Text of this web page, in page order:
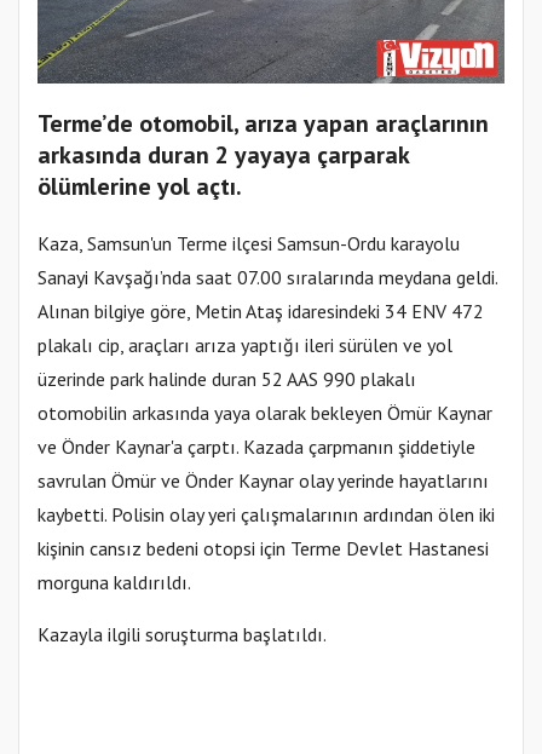
Terme’de otomobil, arıza yapan araçlarının
arkasında duran 2 yayaya çarparak
ölümlerine yol açtı.
Kaza, Samsun'un Terme ilçesi Samsun-Ordu karayolu
Sanayi Kavşağı’nda saat 07.00 sıralarında meydana geldi.
Alınan bilgiye göre, Metin Ataş idaresindeki 34 ENV 472
plakalı cip, araçları arıza yaptığı ileri sürülen ve yol
üzerinde park halinde duran 52 AAS 990 plakalı
otomobilin arkasında yaya olarak bekleyen Ömür Kaynar
ve Önder Kaynar'a çarptı. Kazada çarpmanın şiddetiyle
savrulan Ömür ve Önder Kaynar olay yerinde hayatlarını
kaybetti. Polisin olay yeri çalışmalarının ardından ölen iki
kişinin cansız bedeni otopsi için Terme Devlet Hastanesi
morguna kaldırıldı.
Kazayla ilgili soruşturma başlatıldı.